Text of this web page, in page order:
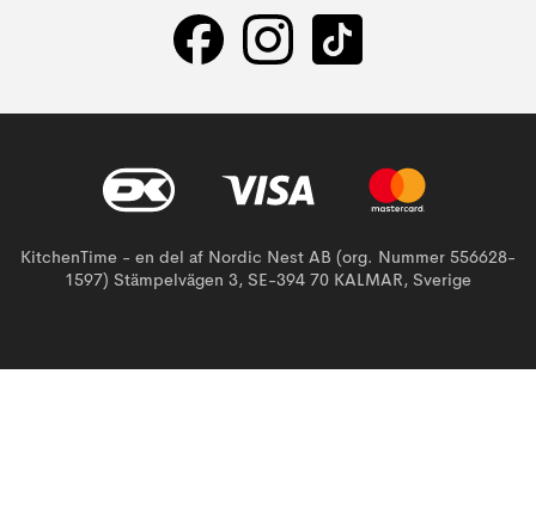
KitchenTime - en del af Nordic Nest AB (org. Nummer 556628-
1597) Stämpelvägen 3, SE-394 70 KALMAR, Sverige